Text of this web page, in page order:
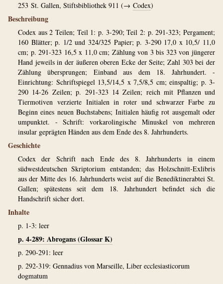
253 St. Gallen, Stiftsbibliothek 911 (→ Codex)
Beschreibung
Codex aus 2 Teilen; Teil 1: p. 3-290; Teil 2: p. 291-323; Pergament;
160 Blätter; p. 1/2 und 324/325 Papier; p. 3-290 17,0 x 10,5/ 11,0
cm; p. 291-323 16,5 x 11,0 cm; Zählung von 3 bis 323 von jüngerer
Hand jeweils in der äußeren oberen Ecke der Seite; Zahl 303 bei der
Zählung übersprungen; Einband aus dem 18. Jahrhundert. -
Einrichtung: Schriftspiegel 13,5/14,5 x 7,5/8,5 cm; einspaltig; p. 3-
290 14-26 Zeilen; p. 291-323 14 Zeilen; reich mit Pflanzen und
Tiermotiven verzierte Initialen in roter und schwarzer Farbe zu
Beginn eines neuen Buchstabens; Initialen häufig rot ausgemalt oder
umpunktet. - Schrift: vorkarolingische Minuskel von mehreren
insular geprägten Händen aus dem Ende des 8. Jahrhunderts.
Geschichte
Codex der Schrift nach Ende des 8. Jahrhunderts in einem
südwestdeutschen Skriptorium entstanden; das Holzschnitt-Exlibris
aus der Mitte des 16. Jahrhunderts weist auf die Benediktinerabtei St.
Gallen; spätestens seit dem 18. Jahrhundert befindet sich die
Handschrift sicher dort.
Inhalte
p. 1-3: leer
p. 4-289: Abrogans (Glossar K)
p. 290-291: leer
p. 292-319: Gennadius von Marseille, Liber ecclesiasticorum
dogmatum